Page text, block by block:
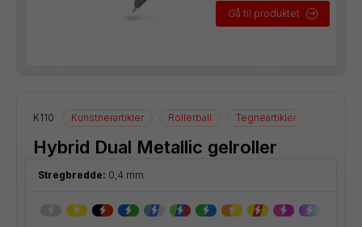
Gå til produktet
K110 Kunstnerartikler Rollerball Tegneartikler
Hybrid Dual Metallic gelroller
Stregbredde: 0,4 mm